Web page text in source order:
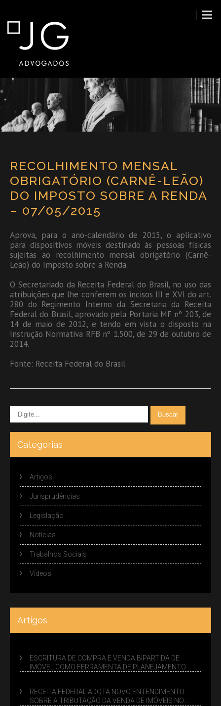
RECOLHIMENTO MENSAL
OBRIGATÓRIO (CARNÊ-LEÃO)
DO IMPOSTO SOBRE A RENDA
– 07/05/2015
Aprova, para o ano-calendário de 2015, o aplicativo
para dispositivos móveis destinado às pessoas físicas
sujeitas ao recolhimento mensal obrigatório (Carnê-
Leão) do Imposto sobre a Renda.
O Secretariado da Receita Federal do Brasil, no uso das
atribuições que lhe conferem os incisos III e XVI do art.
280 do Regimento Interno da Secretaria da Receita
Federal do Brasil, aprovado pela Portaria MF nº 203, de
14 de maio de 2012, e tendo em vista o disposto na
Instrução Normativa RFB nº 1.500, de 29 de outubro de
2014.
Fonte: Receita Federal do Brasil
Categorias
Artigos
Jurisprudências
Legislação
Notícias
Trabalhos Sociais
Vídeos
Artigos
ESCRITURA DE COMPRA E VENDA BIPARTIDA DE
IMÓVEL COMO FERRAMENTA DE PLANEJAMENTO
RECEITA FEDERAL ADOTA NOVO ENTENDIMENTO
SOBRE A TRIBUTAÇÃO DA VENDA DE IMÓVEIS NO